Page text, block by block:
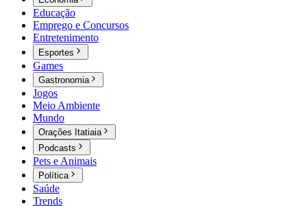
Educação
Emprego e Concursos
Entretenimento
Esportes
Games
Gastronomia
Jogos
Meio Ambiente
Mundo
Orações Itatiaia
Podcasts
Pets e Animais
Política
Saúde
Trends